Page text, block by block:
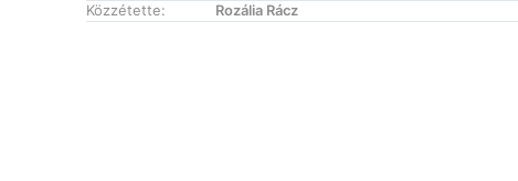
Közzétette:
Rozália Rácz